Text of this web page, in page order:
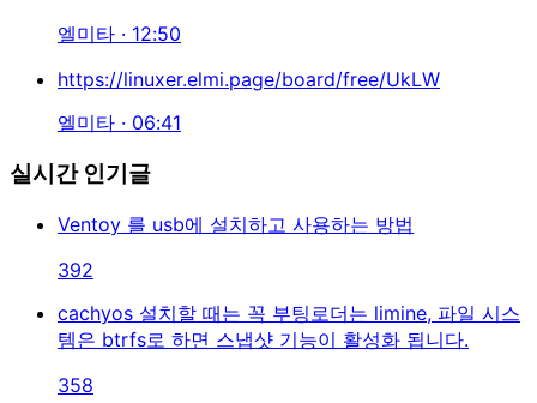
엘미타 · 12:50
https://linuxer.elmi.page/board/free/UkLW
엘미타 · 06:41
실시간 인기글
Ventoy 를 usb에 설치하고 사용하는 방법
392
cachyos 설치할 때는 꼭 부팅로더는 limine, 파일 시스
템은 btrfs로 하면 스냅샷 기능이 활성화 됩니다.
358